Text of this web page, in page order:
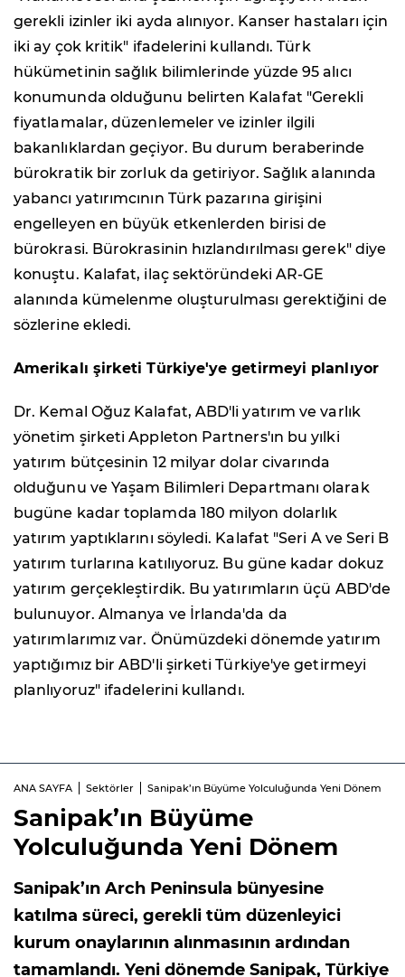
gerekli izinler iki ayda alınıyor. Kanser hastaları için
iki ay çok kritik" ifadelerini kullandı. Türk
hükümetinin sağlık bilimlerinde yüzde 95 alıcı
konumunda olduğunu belirten Kalafat "Gerekli
fiyatlamalar, düzenlemeler ve izinler ilgili
bakanlıklardan geçiyor. Bu durum beraberinde
bürokratik bir zorluk da getiriyor. Sağlık alanında
yabancı yatırımcının Türk pazarına girişini
engelleyen en büyük etkenlerden birisi de
bürokrasi. Bürokrasinin hızlandırılması gerek" diye
konuştu. Kalafat, ilaç sektöründeki AR-GE
alanında kümelenme oluşturulması gerektiğini de
sözlerine ekledi.
Amerikalı şirketi Türkiye'ye getirmeyi planlıyor
Dr. Kemal Oğuz Kalafat, ABD'li yatırım ve varlık
yönetim şirketi Appleton Partners'ın bu yılki
yatırım bütçesinin 12 milyar dolar civarında
olduğunu ve Yaşam Bilimleri Departmanı olarak
bugüne kadar toplamda 180 milyon dolarlık
yatırım yaptıklarını söyledi. Kalafat "Seri A ve Seri B
yatırım turlarına katılıyoruz. Bu güne kadar dokuz
yatırım gerçekleştirdik. Bu yatırımların üçü ABD'de
bulunuyor. Almanya ve İrlanda'da da
yatırımlarımız var. Önümüzdeki dönemde yatırım
yaptığımız bir ABD'li şirketi Türkiye'ye getirmeyi
planlıyoruz" ifadelerini kullandı.
ANA SAYFA Sektörler Sanipak’ın Büyüme Yolculuğunda Yeni Dönem
Sanipak’ın Büyüme
Yolculuğunda Yeni Dönem
Sanipak’ın Arch Peninsula bünyesine
katılma süreci, gerekli tüm düzenleyici
kurum onaylarının alınmasının ardından
tamamlandı. Yeni dönemde Sanipak, Türkiye